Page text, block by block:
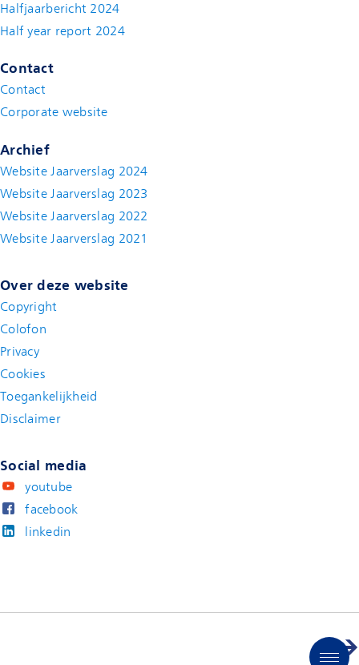
Halfjaarbericht 2024
Half year report 2024(new window)
Contact
Contact(new window)
Corporate website
Archief
Website Jaarverslag 2024
Website Jaarverslag 2023
Website Jaarverslag 2022
Website Jaarverslag 2021
Over deze website
Copyright
Colofon
Privacy
Cookies
Toegankelijkheid
Disclaimer(new window)
Social media
youtube
facebook
linkedin